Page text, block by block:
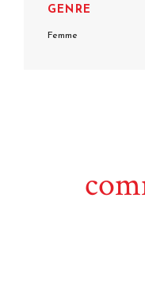
GENRE
Femme